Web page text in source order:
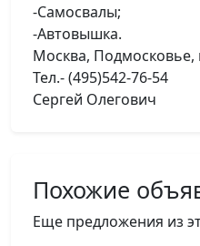
-Самосвалы;
-Автовышка.
Москва, Подмосковье,
Тел.- (495)542-76-54
Сергей Олегович
Похожие
Еще предложения из